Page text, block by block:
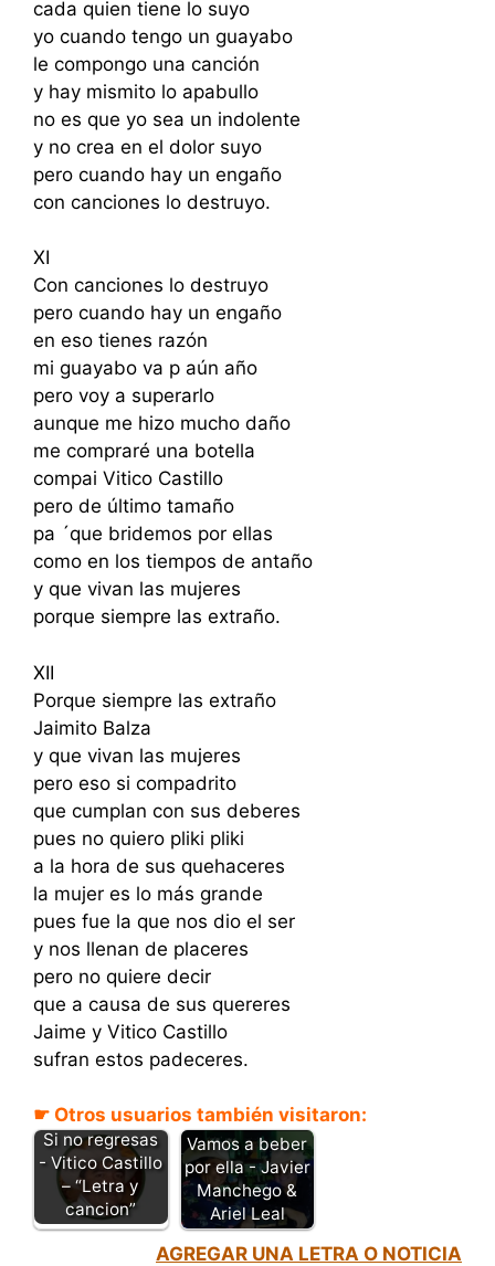
cada quien tiene lo suyo
yo cuando tengo un guayabo
le compongo una canción
y hay mismito lo apabullo
no es que yo sea un indolente
y no crea en el dolor suyo
pero cuando hay un engaño
con canciones lo destruyo.
XI
Con canciones lo destruyo
pero cuando hay un engaño
en eso tienes razón
mi guayabo va p aún año
pero voy a superarlo
aunque me hizo mucho daño
me compraré una botella
compai Vitico Castillo
pero de último tamaño
pa ´que bridemos por ellas
como en los tiempos de antaño
y que vivan las mujeres
porque siempre las extraño.
XII
Porque siempre las extraño
Jaimito Balza
y que vivan las mujeres
pero eso si compadrito
que cumplan con sus deberes
pues no quiero pliki pliki
a la hora de sus quehaceres
la mujer es lo más grande
pues fue la que nos dio el ser
y nos llenan de placeres
pero no quiere decir
que a causa de sus quereres
Jaime y Vitico Castillo
sufran estos padeceres.
☛ Otros usuarios también visitaron:
Si no regresas
- Vitico Castillo
– “Letra y
cancion”
Vamos a beber
por ella - Javier
Manchego &
Ariel Leal
AGREGAR UNA LETRA O NOTICIA